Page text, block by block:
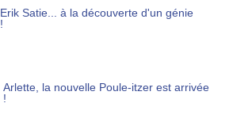
Erik Satie... à la découverte d'un génie
!
Arlette, la nouvelle Poule-itzer est arrivée
!